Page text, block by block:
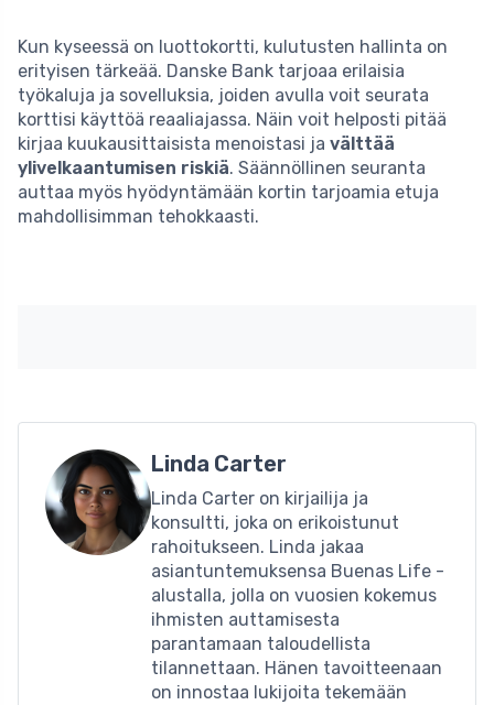
Kun kyseessä on luottokortti, kulutusten hallinta on
erityisen tärkeää. Danske Bank tarjoaa erilaisia
työkaluja ja sovelluksia, joiden avulla voit seurata
korttisi käyttöä reaaliajassa. Näin voit helposti pitää
kirjaa kuukausittaisista menoistasi ja välttää
ylivelkaantumisen riskiä. Säännöllinen seuranta
auttaa myös hyödyntämään kortin tarjoamia etuja
mahdollisimman tehokkaasti.
Linda Carter
Linda Carter on kirjailija ja
konsultti, joka on erikoistunut
rahoitukseen. Linda jakaa
asiantuntemuksensa Buenas Life -
alustalla, jolla on vuosien kokemus
ihmisten auttamisesta
parantamaan taloudellista
tilannettaan. Hänen tavoitteenaan
on innostaa lukijoita tekemään